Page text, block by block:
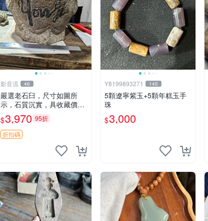
影音流 46
嚴選老石臼，尺寸如圖所
示，石質沉實，具收藏價值
石臼 古物 古董
$3,970 95折
折扣碼
Y8199893271 145
5顆遼寧紫玉+5顆年糕玉手
珠
$3,000